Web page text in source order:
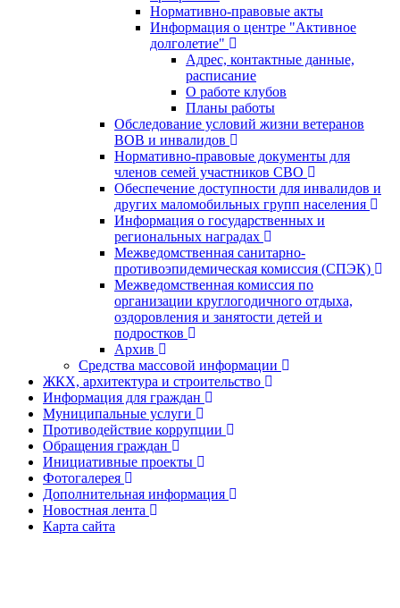
Нормативно-правовые акты
Информация о центре "Активное
долголетие"
Адрес, контактные данные,
расписание
О работе клубов
Планы работы
Обследование условий жизни ветеранов
ВОВ и инвалидов
Нормативно-правовые документы для
членов семей участников СВО
Обеспечение доступности для инвалидов и
других маломобильных групп населения
Информация о государственных и
региональных наградах
Межведомственная санитарно-
противоэпидемическая комиссия (СПЭК)
Межведомственная комиссия по
организации круглогодичного отдыха,
оздоровления и занятости детей и
подростков
Архив
Средства массовой информации
ЖКХ, архитектура и строительство
Информация для граждан
Муниципальные услуги
Противодействие коррупции
Обращения граждан
Инициативные проекты
Фотогалерея
Дополнительная информация
Новостная лента
Карта сайта